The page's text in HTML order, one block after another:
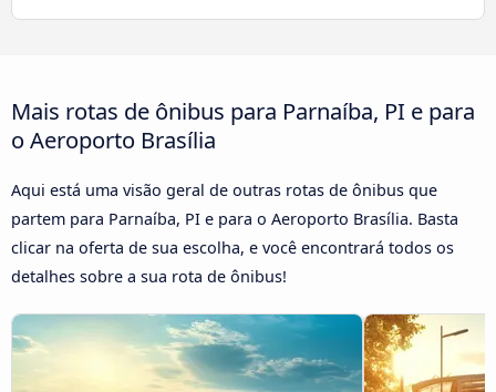
Mais rotas de ônibus para Parnaíba, PI e para
o Aeroporto Brasília
Aqui está uma visão geral de outras rotas de ônibus que
partem para Parnaíba, PI e para o Aeroporto Brasília. Basta
clicar na oferta de sua escolha, e você encontrará todos os
detalhes sobre a sua rota de ônibus!